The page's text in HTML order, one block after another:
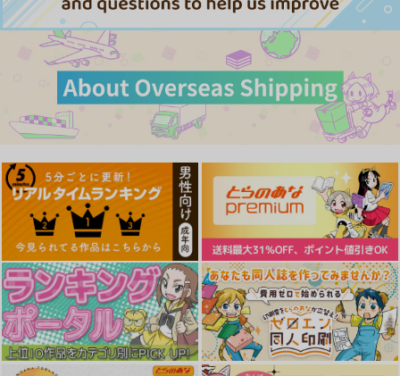
サンプル
作品詳細
サンプル
ポリぱん
６ちゃんねる
4,400円（税込）
サンプル